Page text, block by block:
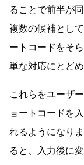
ることで前半が
複数の候補とし
ートコードをそ
単な対応にとどめ
これらをユーザ
ョートコードを
れるようになり
ると、入力後に